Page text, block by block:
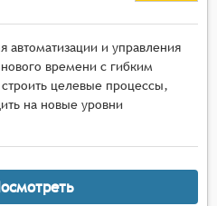
автоматизации и управления
времени с гибким
целевые процессы,
на новые уровни